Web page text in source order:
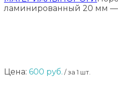
ламинированный 20 мм —
Цена: 600 руб. / за 1 шт.